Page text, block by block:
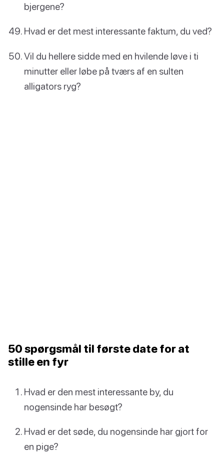
bjergene?
Hvad er det mest interessante faktum, du ved?
Vil du hellere sidde med en hvilende løve i ti
minutter eller løbe på tværs af en sulten
alligators ryg?
50 spørgsmål til første date for at
stille en fyr
Hvad er den mest interessante by, du
nogensinde har besøgt?
Hvad er det søde, du nogensinde har gjort for
en pige?